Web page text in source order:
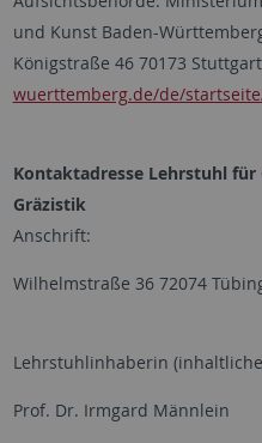
und Kunst Baden-
Königstraße 46 70173
wuerttemberg.de/de/
Kontaktadresse Lehrstuhl für
Gräzistik
Anschrift:
Wilhelmstraße 36 72074
Lehrstuhlinhaberin
Prof. Dr. Irmgard Männlein